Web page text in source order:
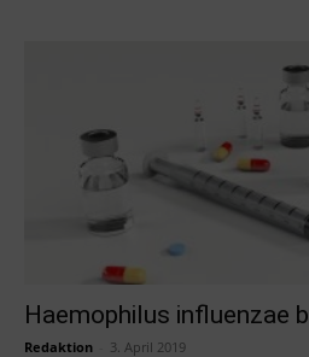
Haemophilus influenzae b
Redaktion 3. April 2019